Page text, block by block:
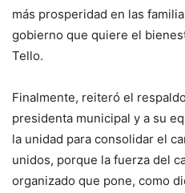
más prosperidad en las
gobierno que quiere el
Tello.
Finalmente, reiteró el
presidenta municipal y a su
la unidad para consolidar el
unidos, porque la fuerza del
organizado que pone, como